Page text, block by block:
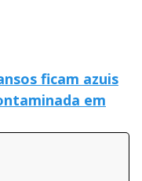
ficam azuis
em